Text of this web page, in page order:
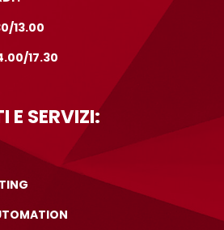
13.00
17.30
E SERVIZI: